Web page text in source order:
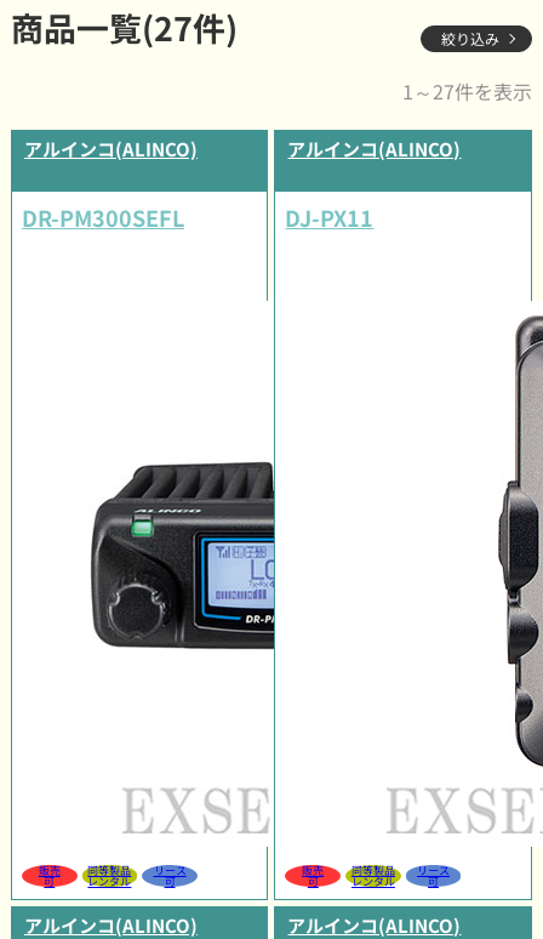
商品一覧(27件) 絞り込み
1～27件を表示
アルインコ(ALINCO)
DR-PM300SEFL
販売
可
同等製品
レンタル
リース
可
アルインコ(ALINCO)
DJ-PX11
販売
可
同等製品
レンタル
リース
可
アルインコ(ALINCO) アルインコ(ALINCO)